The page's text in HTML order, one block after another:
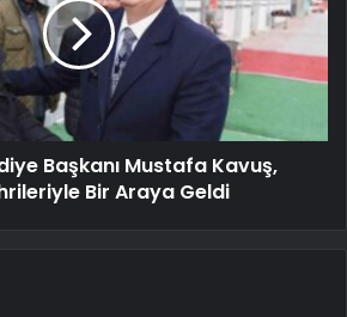
Başkanı Mustafa Kavuş,
Bir Araya Geldi